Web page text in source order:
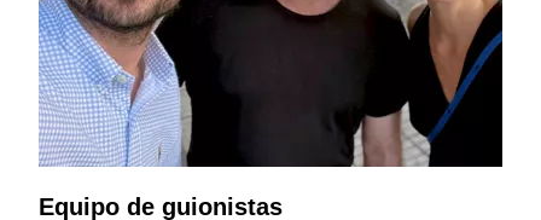
Equipo de guionistas